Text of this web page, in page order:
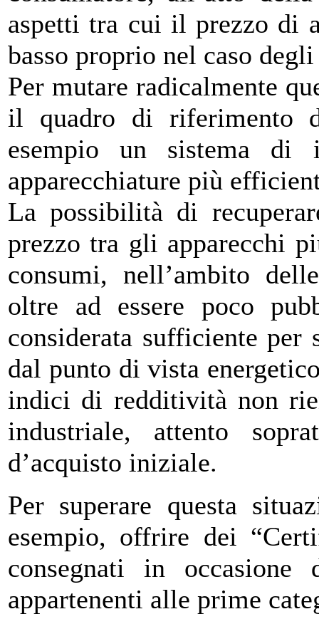
aspetti tra cui il prezzo di
basso proprio nel caso
Per mutare radicalmente
il quadro di riferimento
esempio un sistema
apparecchiature più
La possibilità di
prezzo tra gli apparecchi
consumi, nell’ambito
oltre ad essere poco
considerata sufficiente per
dal punto di vista
indici di redditività non
industriale, attento
d’acquisto iniziale.
Per superare questa
esempio, offrire dei
consegnati in occasione
appartenenti alle prime